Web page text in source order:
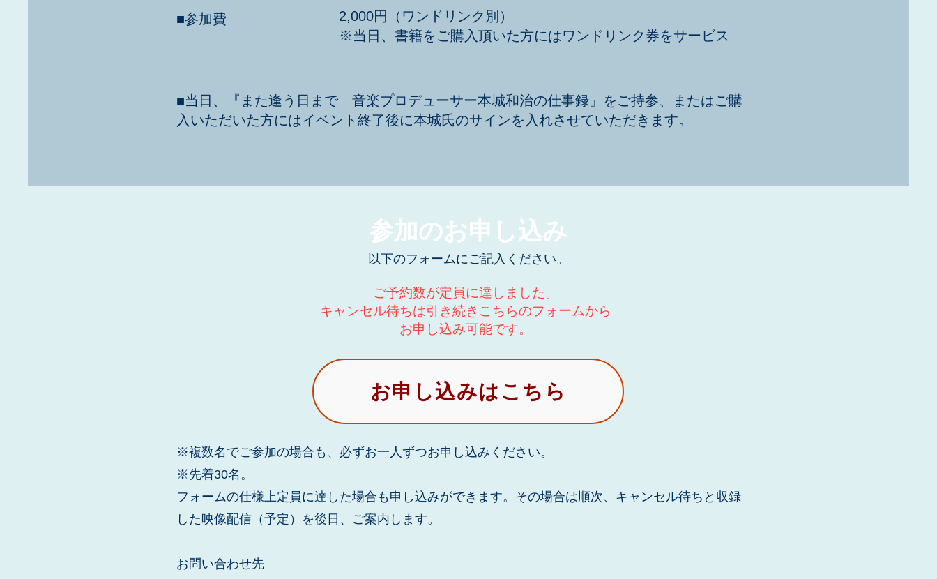
■参加費
2,000円（ワンドリンク別）
※当日、書籍をご購入頂いた方にはワンドリンク券をサービス
■当日、『また逢う日まで 音楽プロデューサー本城和治の仕事録』をご持参、またはご購
入いただいた方にはイベント終了後に本城氏のサインを入れさせていただきます。
参加のお申し込み
以下のフォームにご記入ください。
ご予約数が定員に達しました。
キャンセル待ちは引き続きこちらのフォームから
​お申し込み可能です。
お申し込みはこちら
※複数名でご参加の場合も、必ずお一人ずつお申し込みください。
※先着30名。
フォームの仕様上定員に達した場合も申し込みができます。その場合は順次、キャンセル待ちと収録
した映像配信（予定）を後日、ご案内します。
お問い合わせ先